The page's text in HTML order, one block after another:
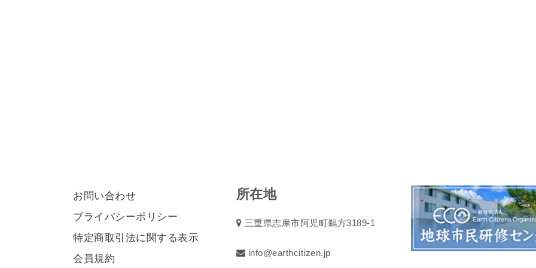
お問い合わせ
プライバシーポリシー
特定商取引法に関する表示
会員規約
所在地
三重県志摩市阿児町鵜方3189-1
info@earthcitizen.jp